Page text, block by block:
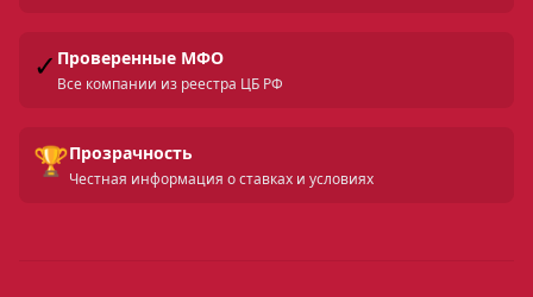
✓ Проверенные МФО
Все компании из реестра ЦБ РФ
🏆Прозрачность
Честная информация о ставках и условиях